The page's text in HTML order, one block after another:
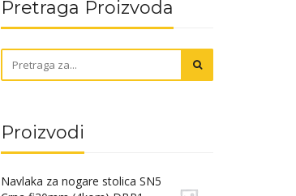
Pretraga Proizvoda
Proizvodi
Navlaka za nogare stolica SN5